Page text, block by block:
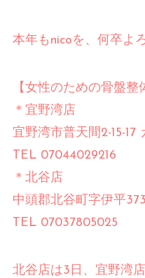
本年もnicoを、何卒よ
【女性のための骨盤
＊宜野湾店⠀
宜野湾市普天間2-15-17
TEL 07044029216⠀
＊北谷店⠀
中頭郡北谷町字伊平
TEL 07037805025⠀
北谷店は3日、宜野湾